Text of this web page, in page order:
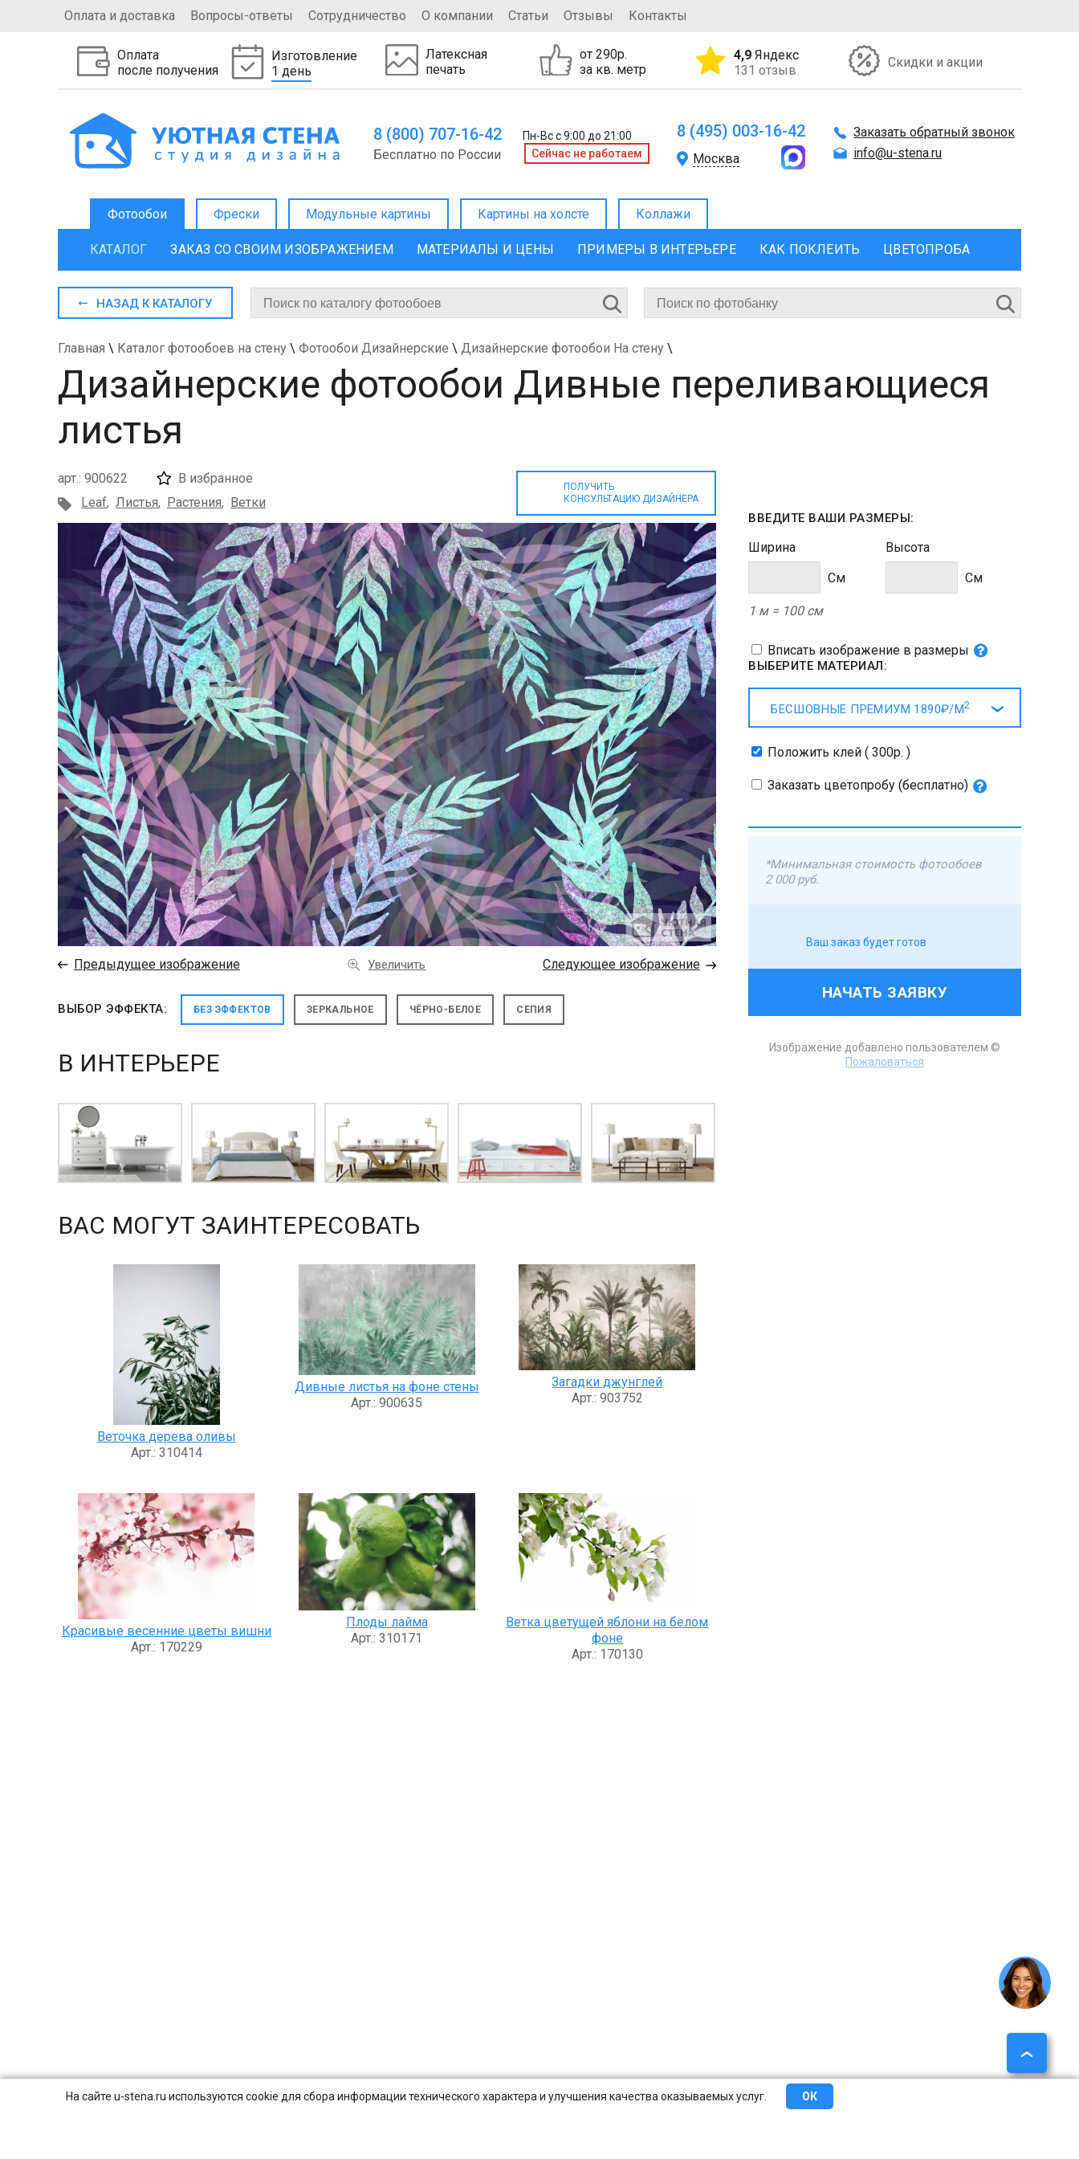
На сайте u-stena.ru используются cookie для сбора информации технического характера и улучшения качества оказываемых услуг. ОК
Оплата и доставка Вопросы-ответы Сотрудничество О компании Статьи Отзывы Контакты
Оплата
после получения
Изготовление
1 день
Латексная
печать
от 290р.
за кв. метр
4,9 Яндекс
131 отзыв
Скидки и акции
8 (800) 707-16-42 Пн-Вс с 9:00 до 21:00
Бесплатно по России Cейчас не работаем
8 (495) 003-16-42
Москва
Заказать обратный звонок
info@u-stena.ru
Фотообои Фрески Модульные картины Картины на холсте Коллажи
КАТАЛОГ ЗАКАЗ СО СВОИМ ИЗОБРАЖЕНИЕМ МАТЕРИАЛЫ И ЦЕНЫ ПРИМЕРЫ В ИНТЕРЬЕРЕ КАК ПОКЛЕИТЬ ЦВЕТОПРОБА
НАЗАД К КАТАЛОГУ
Главная \ Каталог фотообоев на стену \ Фотообои Дизайнерские \ Дизайнерские фотообои На стену \
Дизайнерские фотообои Дивные переливающиеся
листья
арт.: 900622
В избранное
Leaf, Листья, Растения, Ветки
ПОЛУЧИТЬ
КОНСУЛЬТАЦИЮ ДИЗАЙНЕРА
← Предыдущее изображение Увеличить Следующее изображение →
ВЫБОР ЭФФЕКТА: БЕЗ ЭФФЕКТОВ ЗЕРКАЛЬНОЕ ЧЁРНО-БЕЛОЕ СЕПИЯ
В ИНТЕРЬЕРЕ
ВАС МОГУТ ЗАИНТЕРЕСОВАТЬ
Веточка дерева оливы
Арт.: 310414
Дивные листья на фоне стены
Арт.: 900635
Загадки джунглей
Арт.: 903752
Красивые весенние цветы вишни
Арт.: 170229
Плоды лайма
Арт.: 310171
Ветка цветущей яблони на белом
фоне
Арт.: 170130
ВВЕДИТЕ ВАШИ РАЗМЕРЫ:
Ширина
Cм
Высота
Cм
1 м = 100 см
Вписать изображение в размеры
ВЫБЕРИТЕ МАТЕРИАЛ:
БЕСШОВНЫЕ ПРЕМИУМ 1890₽/М2
Положить клей ( 300р. )
Заказать цветопробу (бесплатно)
*Минимальная стоимость фотообоев
2 000 руб.
Ваш заказ будет готов
НАЧАТЬ ЗАЯВКУ
Изображение добавлено пользователем ©
Пожаловаться